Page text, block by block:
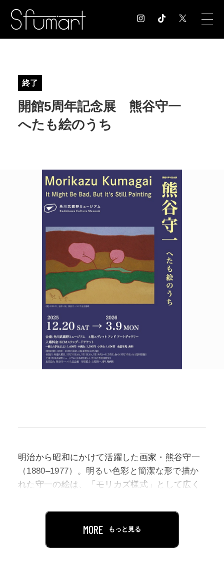
EXHIBITION 展覧会情報
MUSEUM
CONTACT お問合せ
POLICY COMPANY
終了
開館5周年記念展 熊谷守一
へたも絵のうち
明治から昭和にかけて活躍した画家・熊谷守一
（1880–1977）。明るい色彩と簡潔な形で描か
れた守一の絵は、「モリカズ様式」として広く
までには、長い画業のなかでの試行錯誤があり
ました。単純な要素から成り立つ守一の作品を
MORE もっと見る